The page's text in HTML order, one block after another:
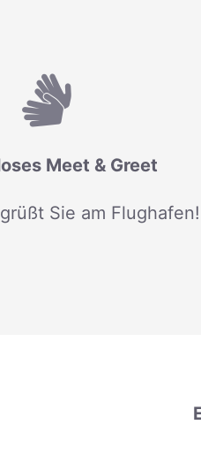
Meet & Greet
Sie am Flughafen!